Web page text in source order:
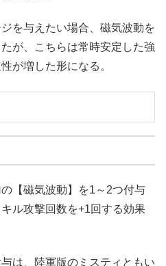
を与えたい場合、磁気波動を
が、こちらは常時安定した強
が増した形になる。
【磁気波動】を1～2つ付与
ル攻撃回数を+1回する効果
は、陸軍版のミスティともい